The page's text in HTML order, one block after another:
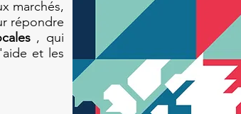
marchés,
répondre
, qui
et les